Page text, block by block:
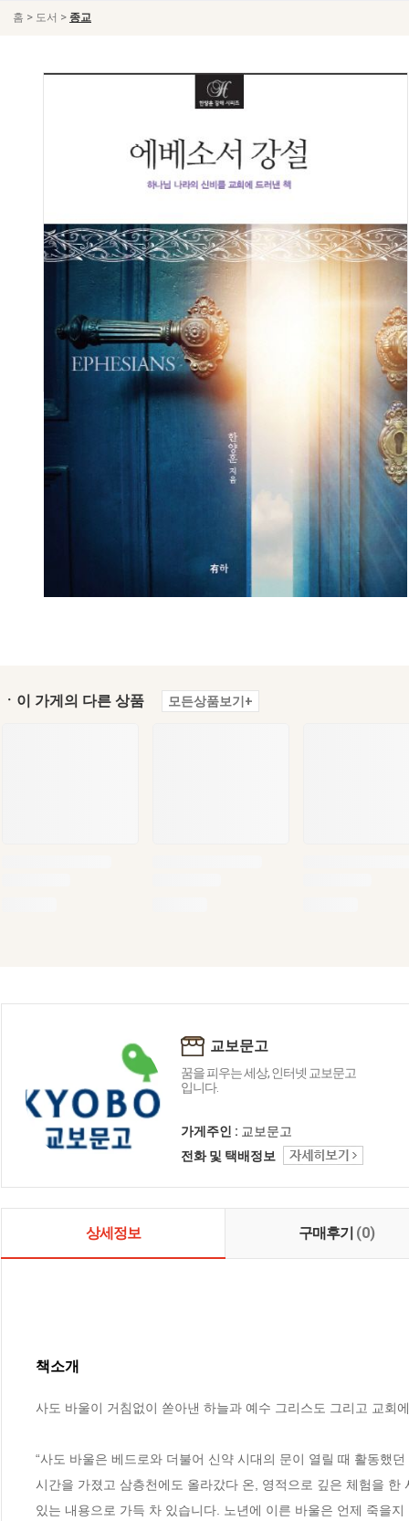
홈 > 도서 > 종교
ㆍ이 가게의 다른 상품 모든상품보기+
교보문고
꿈을 피우는 세상, 인터넷 교보문고
입니다.
가게주인 : 교보문고
전화 및 택배정보
상세정보 구매후기 (0)
책소개
사도 바울이 거침없이 쏟아낸 하늘과 예수 그리스도 그리고 교회
“사도 바울은 베드로와 더불어 신약 시대의 문이 열릴 때 활동했
시간을 가졌고 삼층천에도 올라갔다 온, 영적으로 깊은 체험을
있는 내용으로 가득 차 있습니다. 노년에 이른 바울은 언제 죽을